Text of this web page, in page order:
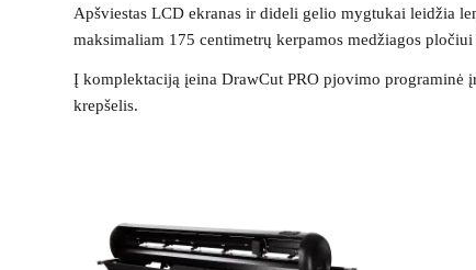
Apšviestas LCD ekranas ir dideli gelio mygtukai leidžia
maksimaliam 175 centimetrų kerpamos medžiagos
Į komplektaciją įeina DrawCut PRO pjovimo programinė
krepšelis.